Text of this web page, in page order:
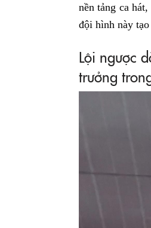
nền tảng ca
đội hình này
Lội ngược
trưởng